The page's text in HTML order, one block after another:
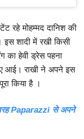
रहे मोहम्मद दानिश की
शादी में रखी किसी
का हेवी ड्रेस पहना
आई। राखी ने अपने इस
किया है ।
Paparazzi से अपने